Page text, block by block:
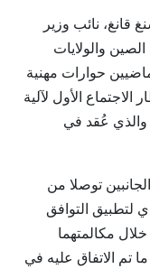
قانغ، نائب وزير
والولايات
حوارات مهنية
الأول لآلية
والذي عُقد في
توصلا من
لتطبيق التوافق
مكالمتهما
إلى ما تم الاتفاق عليه في